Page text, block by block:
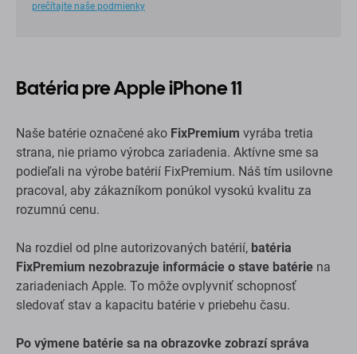
prečítajte naše podmienky
Batéria pre Apple iPhone 11
Naše batérie označené ako FixPremium vyrába tretia
strana, nie priamo výrobca zariadenia. Aktívne sme sa
podieľali na výrobe batérií FixPremium. Náš tím usilovne
pracoval, aby zákazníkom ponúkol vysokú kvalitu za
rozumnú cenu.
Na rozdiel od plne autorizovaných batérií, batéria
FixPremium nezobrazuje informácie o stave batérie na
zariadeniach Apple. To môže ovplyvniť schopnosť
sledovať stav a kapacitu batérie v priebehu času.
Po výmene batérie sa na obrazovke zobrazí správa